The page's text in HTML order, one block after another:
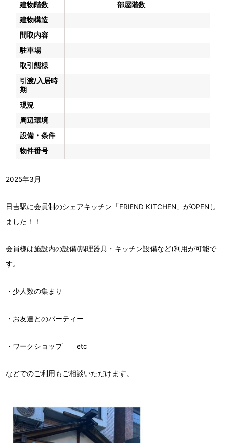
建物階数
部屋階数
建物構造
間取内容
駐車場
取引態様
引渡/入居時
期
現況
周辺環境
設備・条件
物件番号
2025年3月
日吉駅に会員制のシェアキッチン「FRIEND KITCHEN」がOPENし
ました！！
会員様は施設内の設備(調理器具・キッチン設備など)利用が可能で
す。
・少人数の集まり
・お友達とのパーティー
・ワークショップ etc
などでのご利用もご相談いただけます。